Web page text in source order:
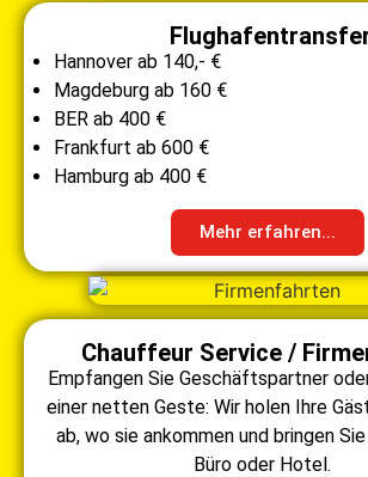
Hannover ab 140,- €
Magdeburg ab 160 €
BER ab 400 €
Frankfurt ab 600 €
Hamburg ab 400 €
Mehr erfahren...
Chauffeur Service /
Empfangen Sie Geschäftspartner
einer netten Geste: Wir holen Ihre
ab, wo sie ankommen und bringen
Büro oder Hotel.